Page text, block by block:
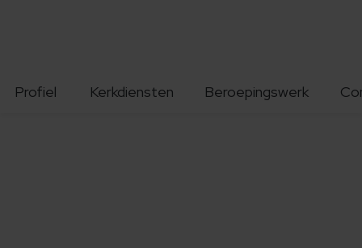
Profiel Kerkdiensten Beroepingswerk